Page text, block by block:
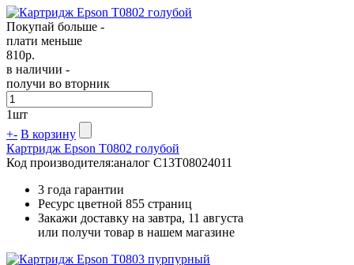
Покупай больше -
плати меньше
810р.
в наличии -
получи во вторник
1шт
+- В корзину
Картридж Epson T0802 голубой
Код производителя:аналог C13T08024011
3 года гарантии
Ресурс цветной 855 страниц
Закажи доставку на завтра, 11 августа
или получи товар в нашем магазине